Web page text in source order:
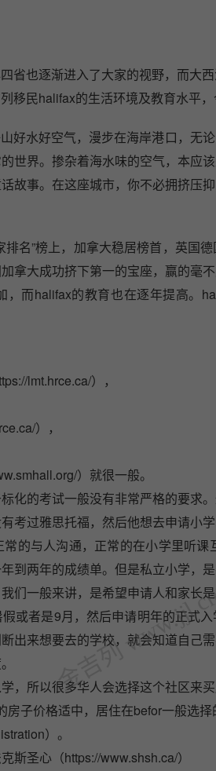
省也逐渐进入了大家的视野，而大
移民halifax的生活环境及教育水平
好水好空气，漫步在海岸港口，无
世界。掺杂着海水味的空气，本应
故事。在这座城市，你不必拥挤压
排名”榜上，加拿大稳居榜首，英国
拿大成功挤下第一的宝座，赢的毫
，而halifax的教育也在逐年提高。
lmt.hrce.ca/），
），
）就很一般。
化的考试一般没有非常严格的要求
考过雅思托福，然后他想去申请小
的与人沟通，正常的在小学里听
到两年的成绩单。但是私立小学，
们一般来讲，是希望申请人和家长
或者是9月，然后申请明年的正式
出来想要去的学校，就会知道自己
，所以很多华人会选择这个社区来
子价格适中，居住在befor一般选择
）。
斯圣心（https://www.shsh.ca/）
金吉列